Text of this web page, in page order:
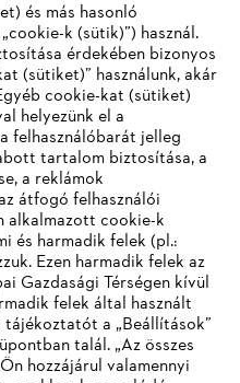
és más hasonló
k (sütik)”) használ.
érdekében bizonyos
(sütiket)” használunk, akár
cookie-kat (sütiket)
helyezünk el a
felhasználóbarát jelleg
tartalom biztosítása, a
a reklámok
átfogó felhasználói
alkalmazott cookie-k
és harmadik felek (pl.:
Ezen harmadik felek az
Gazdasági Térségen kívül
felek által használt
a „Beállítások”
talál. „Az összes
hozzájárul valamennyi